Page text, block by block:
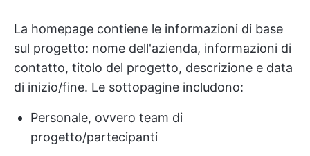
La homepage contiene le informazioni di base
sul progetto: nome dell'azienda, informazioni di
contatto, titolo del progetto, descrizione e data
di inizio/fine. Le sottopagine includono:
Personale, ovvero team di
progetto/partecipanti